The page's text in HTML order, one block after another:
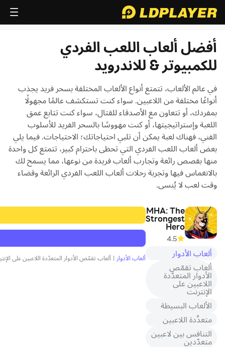
أفضل ألعاب اللعب الفردي
للكمبيوتر & للاندرويد
في عالم الألعاب، تتمتع أنواع الألعاب المختلفة بسحر فريد يجذب
أنواعًا مختلفة من اللاعبين. سواء كنت تستكشف عالمًا مجهولًا
بمفردك، أو تتعاون مع الأصدقاء للقتال، سواء كنت تتابع عمق
اللعبة وإستراتيجيتها، أو كنت مهووسًا بالسحر الفريد للأسلوب
الفني، فهناك لعبة يمكن أن تلبي احتياجاتك؛ الاحتياجات. فيما يلي
بعض ألعاب اللعب الفردي التي تحظى باحترام كبير، تتمتع كل واحدة
منها بقصص رائعة وتجارب ألعاب فريدة من نوعها، مما يسمح لك
بالانغماس فيها وتجربة رحلات ألعاب اللعب الفردي الرائعة وقضاء
وقت لعب لا يُنسى.
MHA: The
Strongest
Hero
4.5
ألعاب الأدوار
ألعاب تقمّص
الأدوار المتعدّدة
اللاعبين على
الإنترنت
الألعاب البسيطة
متعدِّدة اللاعبين
التنافس بين لاعبين
متعدّدين
ألعاب الأدوار | ألعاب تقمّص الأدوار المتعدّدة اللاعبين على